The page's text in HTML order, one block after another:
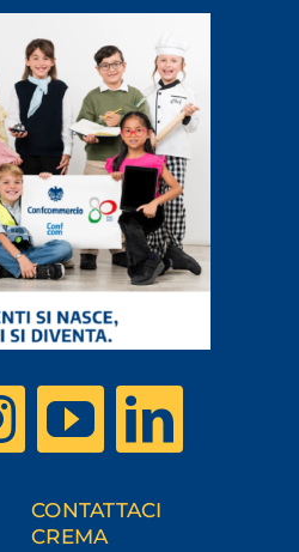
CONTATTACI
CREMA